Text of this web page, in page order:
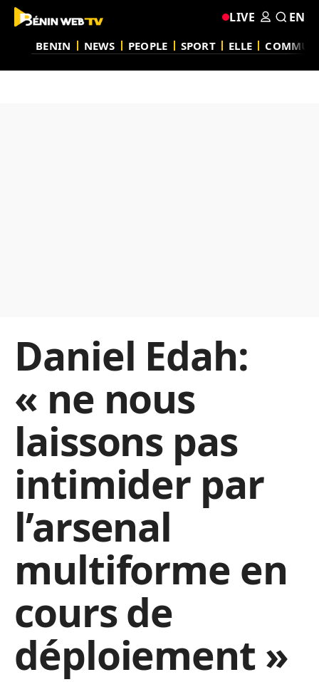
BENIN NEWS PEOPLE SPORT ELLE
LIVE EN
Daniel Edah:
« ne nous
laissons pas
intimider par
l’arsenal
multiforme en
cours de
déploiement »